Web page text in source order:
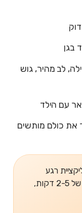
בגן
לב מהיר, גוש
עם הילד
את כולם מותשים
רגע
מחכים לך תרגולים מודרכים בעברית של 2-5 דקות,